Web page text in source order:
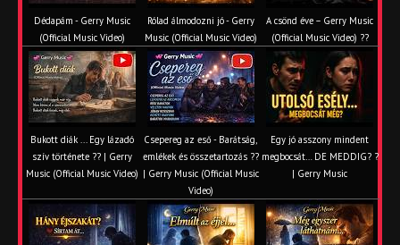
Dédapám - Gerry Music
(Official Music Video)
Rólad álmodozni jó - Gerry
Music (Official Music Video)
A csönd éve – Gerry Music
(Official Music Video) ??
Bukott diák ... Egy lázadó
szív története ?? | Gerry
Music (Official Music Video)
Csepereg az eső - Barátság,
emlékek és összetartozás ?️?
| Gerry Music (Official Music
Video)
Egy jó asszony mindent
megbocsát… DE MEDDIG? ?
| Gerry Music